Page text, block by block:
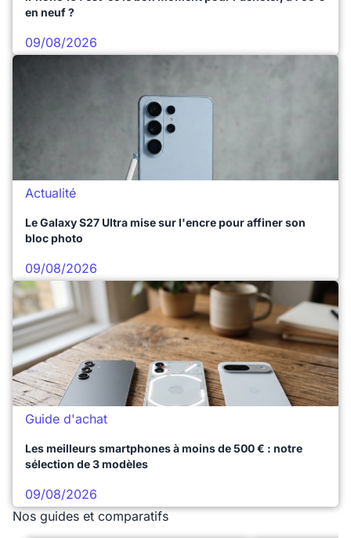
en neuf ?
09/08/2026
Actualité
Le Galaxy S27 Ultra mise sur l'encre pour affiner son
bloc photo
09/08/2026
Guide d'achat
Les meilleurs smartphones à moins de 500 € : notre
sélection de 3 modèles
09/08/2026
Nos guides et comparatifs